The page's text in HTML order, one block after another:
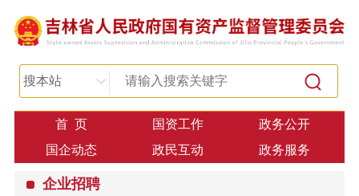
搜本站
首 页 国资工作
政务公开
国企动态
政民互动 政务服务
企业招聘